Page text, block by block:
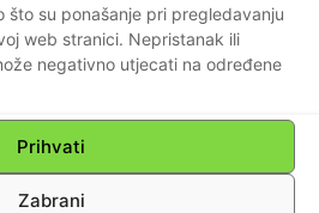
su ponašanje pri pregledavanju
web stranici. Nepristanak ili
negativno utjecati na određene
Prihvati
Zabrani
nas
Theme by TagDiv